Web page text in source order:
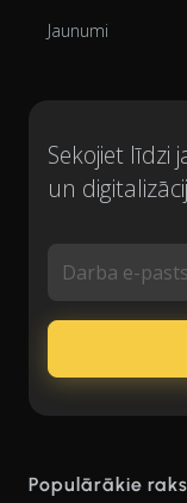
Jaunumi
Sekojiet līdzi
un
Darba e-pasts
Populārākie